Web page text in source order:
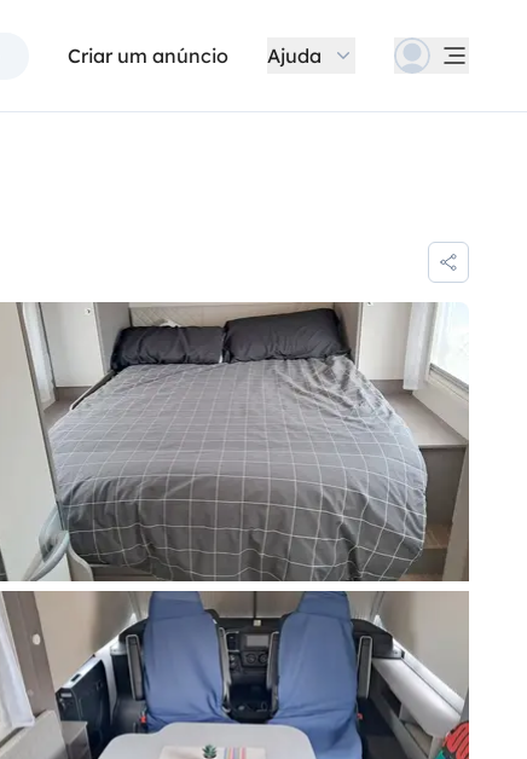
Criar um anúncio Ajuda